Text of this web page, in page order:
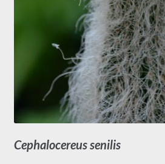
Cephalocereus senilis